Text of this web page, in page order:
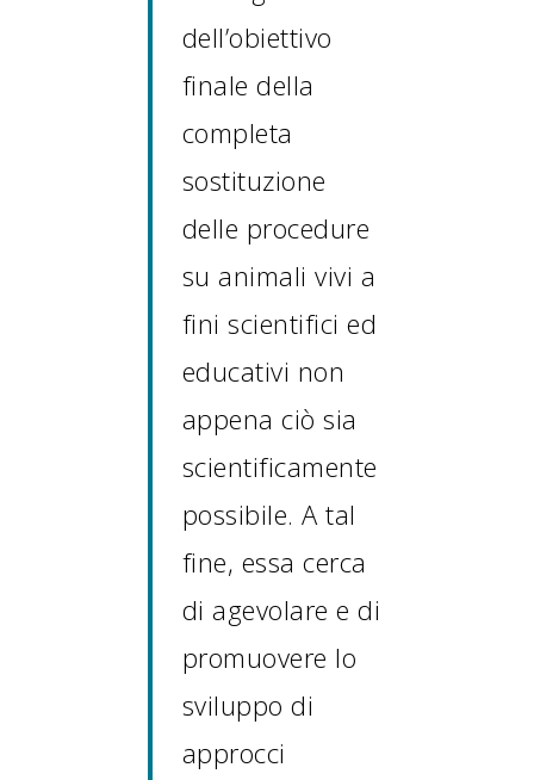
dell’obiettivo
finale della
completa
sostituzione
delle procedure
su animali vivi a
fini scientifici ed
educativi non
appena ciò sia
scientificamente
possibile. A tal
fine, essa cerca
di agevolare e di
promuovere lo
sviluppo di
approcci